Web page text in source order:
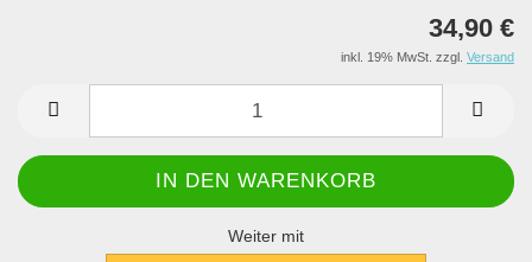
34,90 €
inkl. 19% MwSt. zzgl. Versand
Weiter mit